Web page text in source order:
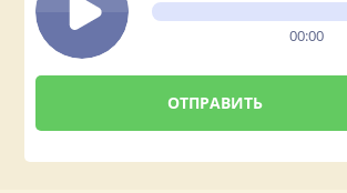
00:00